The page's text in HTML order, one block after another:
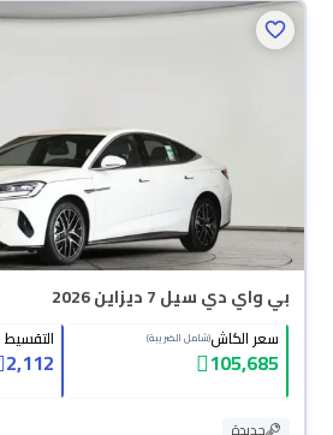
بي واي دي سيل 7 ديزاين 2026
سعر الكاش(شامل الضريبة)
105,685
التقسيط
2,112